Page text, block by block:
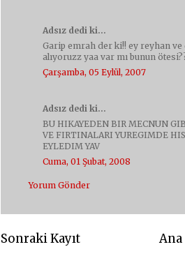
Adsız dedi ki...
Garip emrah der ki!! ey reyhan
alıyoruzz yaa var mı bunun
Çarşamba, 05 Eylül, 2007
Adsız dedi ki...
BU HIKAYEDEN BIR MECNUN
VE FIRTINALARI YUREGIMDE
EYLEDIM YAV
Cuma, 01 Şubat, 2008
Yorum Gönder
Sonraki Kayıt Ana